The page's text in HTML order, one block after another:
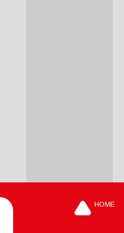
HOME